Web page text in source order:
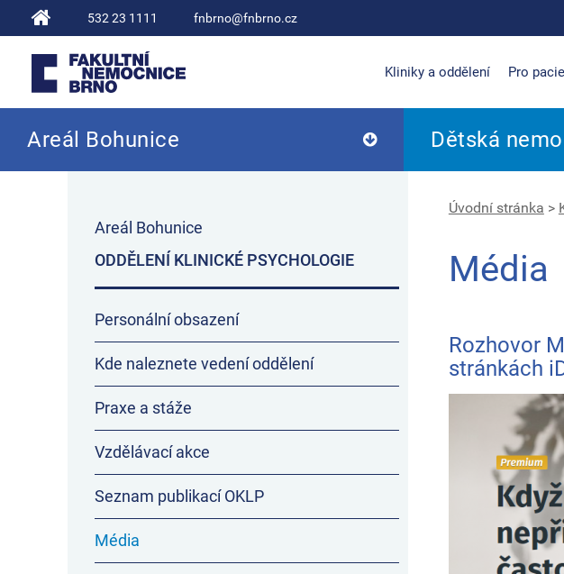
532 23 1111 fnbrno@fnbrno.cz
Fakultní nemocnice Brno
Kliniky a oddělení Pro
Areál Bohunice Dětská
Úvodní stránka >
Média
Rozhovor
stránkách
Areál Bohunice
ODDĚLENÍ KLINICKÉ PSYCHOLOGIE
Personální obsazení
Kde naleznete vedení oddělení
Praxe a stáže
Vzdělávací akce
Seznam publikací OKLP
Média